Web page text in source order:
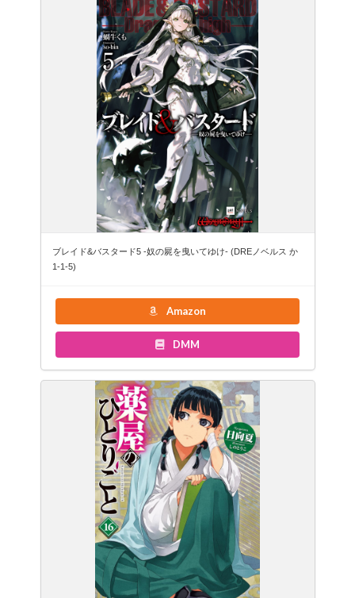
ブレイド&バスタード5 -奴の屍を曳いてゆけ- (DREノベルス か
1-1-5)
Amazon
DMM